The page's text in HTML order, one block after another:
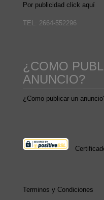
Por publicidad click aquí
TEL: 2664-552296
¿COMO
ANUNCIO?
¿Como publicar un
Terminos y Condiciones